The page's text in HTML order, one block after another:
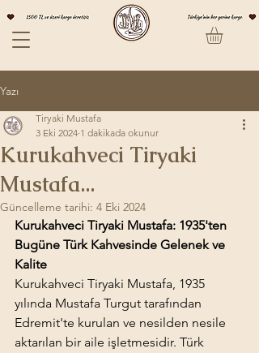
Yazı
Kurukahveci Tiryaki
Mustafa...
Tiryaki Mustafa
3 Eki 2024 1 dakikada okunur
Güncelleme tarihi: 4 Eki 2024
Kurukahveci Tiryaki Mustafa: 1935'ten
Bugüne Türk Kahvesinde Gelenek ve
Kalite
Kurukahveci Tiryaki Mustafa, 1935
yılında Mustafa Turgut tarafından
Edremit'te kurulan ve nesilden nesile
aktarılan bir aile işletmesidir. Türk